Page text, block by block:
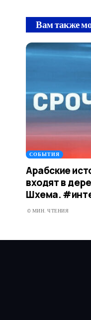
Вам также
СОБЫТИЯ
Арабские
входят в
Шхема.
0 МИН. ЧТЕНИЯ